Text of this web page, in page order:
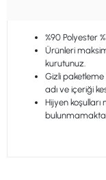
%90 Polyester
Ürünleri
kurutunuz.
Gizli
adı ve içeriği
Hijyen